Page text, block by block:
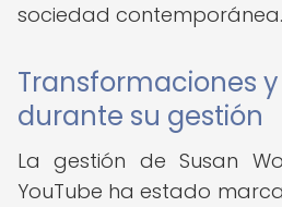
sociedad contemporánea.
Transformaciones
durante su gestión
La gestión de Susan
YouTube ha estado